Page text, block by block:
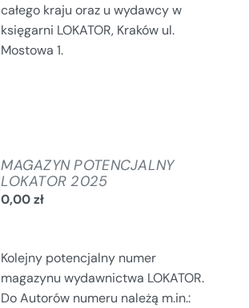
całego kraju oraz u wydawcy w
księgarni LOKATOR, Kraków ul.
Mostowa 1.
MAGAZYN POTENCJALNY
LOKATOR 2025
0,00zł
Kolejny potencjalny numer
magazynu wydawnictwa LOKATOR.
Do Autorów numeru należą m.in.: